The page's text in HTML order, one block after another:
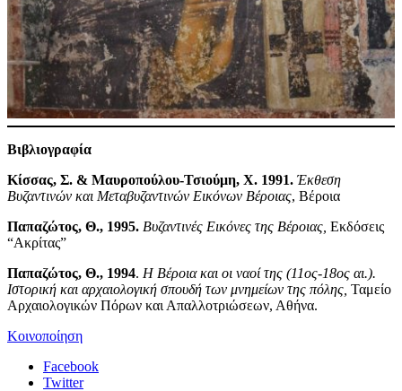
Βιβλιογραφία
Κίσσας, Σ. & Μαυροπούλου-Τσιούμη, Χ. 1991. Έκθεση
Βυζαντινών και Μεταβυζαντινών Εικόνων Βέροιας, Βέροια
Παπαζώτος, Θ., 1995. Βυζαντινές Εικόνες της Βέροιας, Εκδόσεις
“Ακρίτας”
Παπαζώτος, Θ., 1994. Η Βέροια και οι ναοί της (11ος-18ος αι.).
Ιστορική και αρχαιολογική σπουδή των μνημείων της πόλης, Ταμείο
Αρχαιολογικών Πόρων και Απαλλοτριώσεων, Αθήνα.
Κοινοποίηση
Facebook
Twitter